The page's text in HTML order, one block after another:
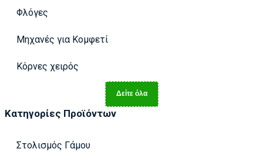
Φλόγες
Μηχανές για Κομφετί
Κόρνες χειρός
Δείτε όλα
Κατηγορίες Προϊόντων
Στολισμός Γάμου